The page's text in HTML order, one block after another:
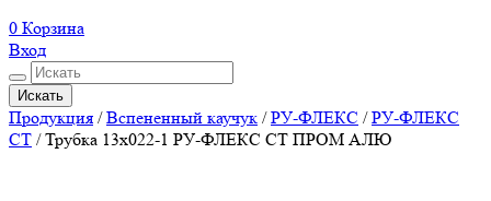
0 Корзина
Вход
Искать
Продукция /Вспененный каучук /РУ-ФЛЕКС /РУ-ФЛЕКС
СТ /Трубка 13х022-1 РУ-ФЛЕКС СТ ПРОМ АЛЮ